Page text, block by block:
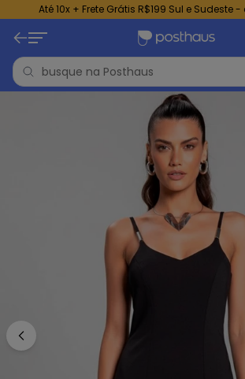
Até 10x + Frete Grátis R$199 Sul e Sudeste -